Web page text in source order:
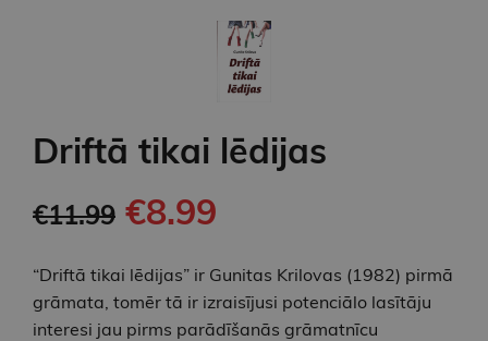
Driftā tikai lēdijas
€11.99 €8.99
“Driftā tikai lēdijas” ir Gunitas Krilovas (1982) pirmā
grāmata, tomēr tā ir izraisījusi potenciālo lasītāju
interesi jau pirms parādīšanās grāmatnīcu